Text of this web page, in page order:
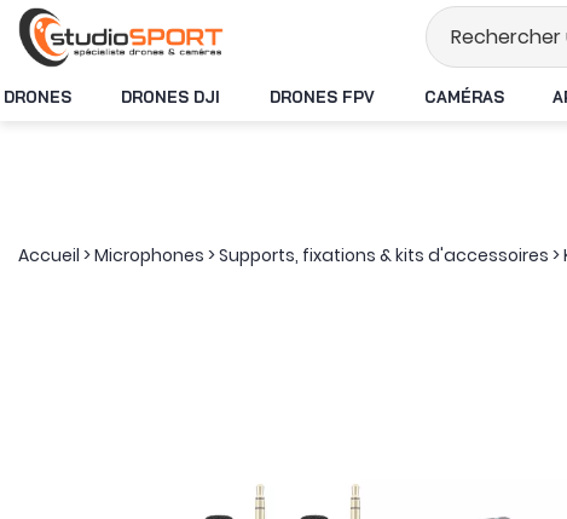
Stock en temps réel
DRONES DRONES DJI DRONES FPV CAMÉRAS
Accueil >Microphones >Supports, fixations & kits d'accessoires >